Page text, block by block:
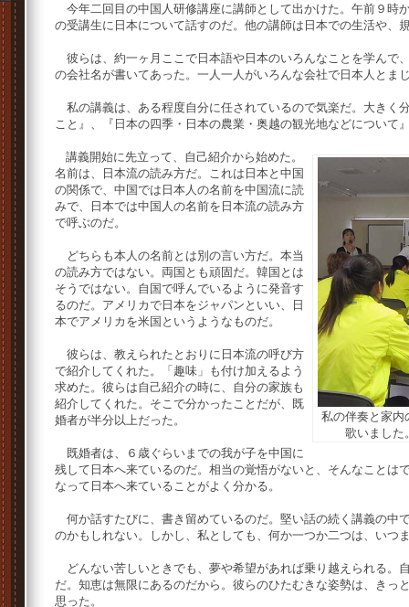
今年二回目の中国人研修講座に講師として出かけた。午前９時
の受講生に日本について話すのだ。他の講師は日本での生活や、
彼らは、約一ヶ月ここで日本語や日本のいろんなことを学んで
の会社名が書いてあった。一人一人がいろんな会社で日本人とま
私の講義は、ある程度自分に任されているので気楽だ。大きく
こと』、『日本の四季・日本の農業・奥越の観光地などについて
私の伴奏と家内
歌いました
講義開始に先立って、自己紹介から始めた。
名前は、日本流の読み方だ。これは日本と中国
の関係で、中国では日本人の名前を中国流に読
みで、日本では中国人の名前を日本流の読み方
で呼ぶのだ。
どちらも本人の名前とは別の言い方だ。本当
の読み方ではない。両国とも頑固だ。韓国とは
そうではない。自国で呼んでいるように発音す
るのだ。アメリカで日本をジャパンといい、日
本でアメリカを米国というようなものだ。
彼らは、教えられたとおりに日本流の呼び方
で紹介してくれた。「趣味」も付け加えるよう
求めた。彼らは自己紹介の時に、自分の家族も
紹介してくれた。そこで分かったことだが、既
婚者が半分以上だった。
既婚者は、６歳ぐらいまでの我が子を中国に
残して日本へ来ているのだ。相当の覚悟がないと、そんなことは
なって日本へ来ていることがよく分かる。
何か話すたびに、書き留めているのだ。堅い話の続く講義の中
のかもしれない。しかし、私としても、何か一つか二つは、いつ
どんない苦しいときでも、夢や希望があれば乗り越えられる。
だ。知恵は無限にあるのだから。彼らのひたむきな姿勢は、きっ
思った。